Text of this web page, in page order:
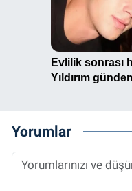
Yorumlar